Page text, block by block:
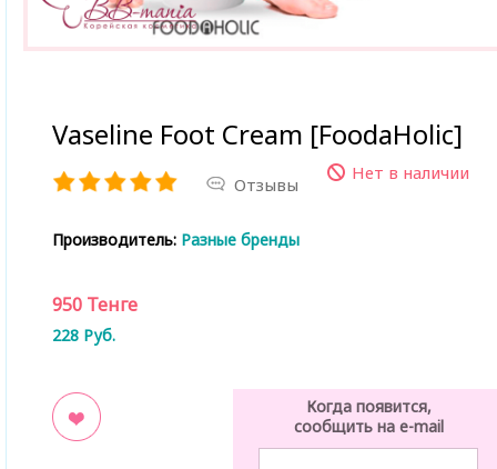
Vaseline Foot Cream [FoodaHolic]
Отзывы
Нет в наличии
Производитель: Разные бренды
950 Тенге
228 Руб.
Когда появится,
сообщить на e-mail